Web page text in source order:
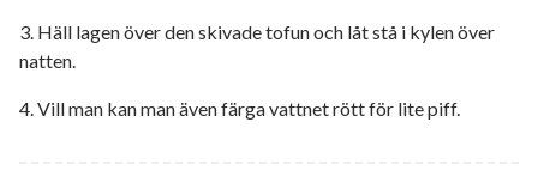
3. Häll lagen över den skivade tofun och låt stå i kylen över
natten.
4. Vill man kan man även färga vattnet rött för lite piff.